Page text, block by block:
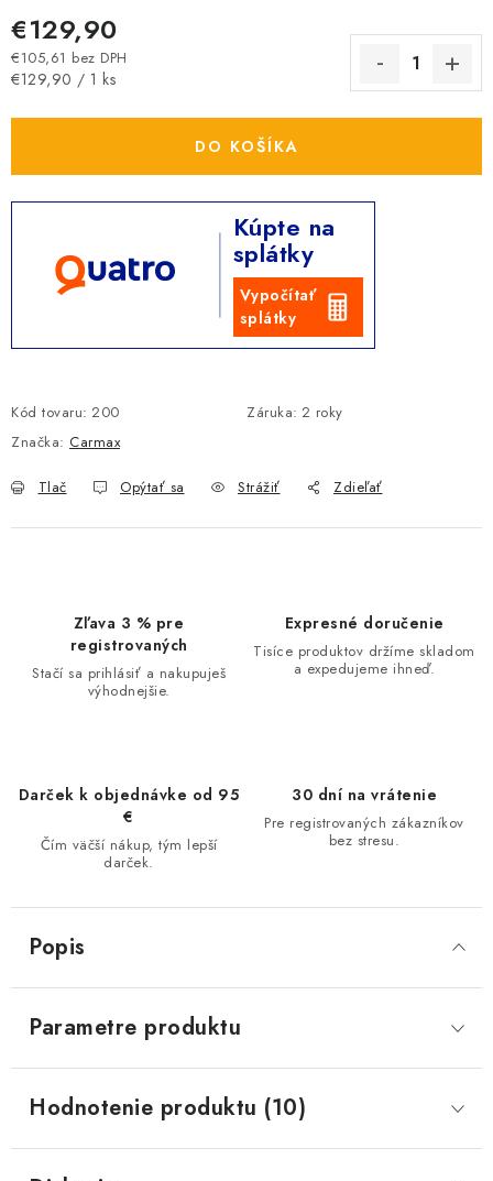
€129,90
€105,61 bez DPH
Jednotková cena:
€129,90 / 1 ks
DO KOŠÍKA
Kúpte na
splátky
Vypočítať
splátky
Kód tovaru: 200 Záruka: 2 roky
Značka: Carmax
Tlač Opýtať sa Strážiť Zdieľať
Zľava 3 % pre
registrovaných
Stačí sa prihlásiť a nakupuješ
výhodnejšie.
Expresné doručenie
Tisíce produktov držíme skladom
a expedujeme ihneď.
Darček k objednávke od 95
€
Čím väčší nákup, tým lepší
darček.
30 dní na vrátenie
Pre registrovaných zákazníkov
bez stresu.
Popis
Parametre produktu
Hodnotenie produktu (10)